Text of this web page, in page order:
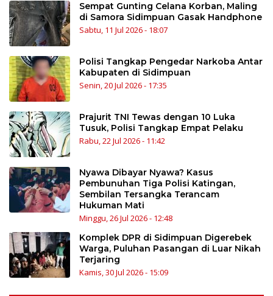
Sempat Gunting Celana Korban, Maling
di Samora Sidimpuan Gasak Handphone
Sabtu, 11 Jul 2026 - 18:07
Polisi Tangkap Pengedar Narkoba Antar
Kabupaten di Sidimpuan
Senin, 20 Jul 2026 - 17:35
Prajurit TNI Tewas dengan 10 Luka
Tusuk, Polisi Tangkap Empat Pelaku
Rabu, 22 Jul 2026 - 11:42
Nyawa Dibayar Nyawa? Kasus
Pembunuhan Tiga Polisi Katingan,
Sembilan Tersangka Terancam
Hukuman Mati
Minggu, 26 Jul 2026 - 12:48
Komplek DPR di Sidimpuan Digerebek
Warga, Puluhan Pasangan di Luar Nikah
Terjaring
Kamis, 30 Jul 2026 - 15:09